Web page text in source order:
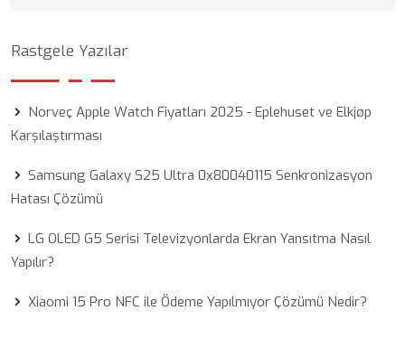
Rastgele Yazılar
Norveç Apple Watch Fiyatları 2025 - Eplehuset ve Elkjøp
Karşılaştırması
Samsung Galaxy S25 Ultra 0x80040115 Senkronizasyon
Hatası Çözümü
LG OLED G5 Serisi Televizyonlarda Ekran Yansıtma Nasıl
Yapılır?
Xiaomi 15 Pro NFC ile Ödeme Yapılmıyor Çözümü Nedir?